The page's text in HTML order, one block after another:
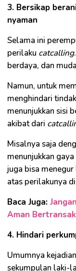
3. Bersikap
nyaman
Selama ini
perilaku catcalling
berdaya, dan
Namun, untuk
menghindari
menunjukkan sisi
akibat dari
Misalnya saja
menunjukkan
juga bisa
atas perilakunya
Baca Juga:
Aman
4. Hindari
Umumnya kejadian
sekumpulan laki-